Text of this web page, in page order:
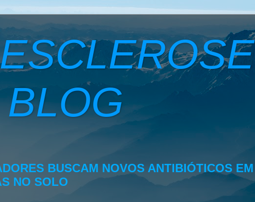
BUSCAM NOVOS ANTIBIÓTICOS EM
NO SOLO